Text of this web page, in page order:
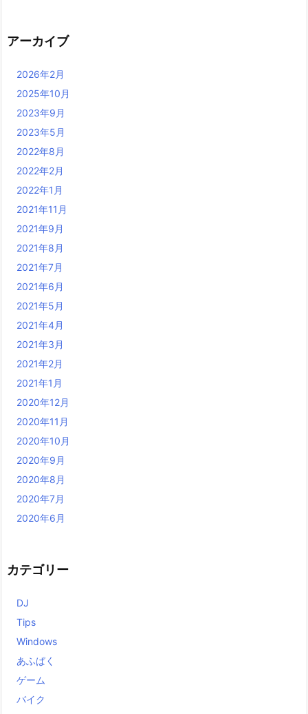
アーカイブ
2026年2月
2025年10月
2023年9月
2023年5月
2022年8月
2022年2月
2022年1月
2021年11月
2021年9月
2021年8月
2021年7月
2021年6月
2021年5月
2021年4月
2021年3月
2021年2月
2021年1月
2020年12月
2020年11月
2020年10月
2020年9月
2020年8月
2020年7月
2020年6月
カテゴリー
DJ
Tips
Windows
あふぱく
ゲーム
バイク